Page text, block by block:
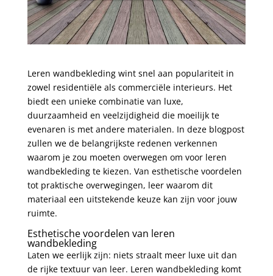
Leren wandbekleding wint snel aan populariteit in
zowel residentiële als commerciële interieurs. Het
biedt een unieke combinatie van luxe,
duurzaamheid en veelzijdigheid die moeilijk te
evenaren is met andere materialen. In deze blogpost
zullen we de belangrijkste redenen verkennen
waarom je zou moeten overwegen om voor leren
wandbekleding te kiezen. Van esthetische voordelen
tot praktische overwegingen, leer waarom dit
materiaal een uitstekende keuze kan zijn voor jouw
ruimte.
Esthetische voordelen van leren
wandbekleding
Laten we eerlijk zijn: niets straalt meer luxe uit dan
de rijke textuur van leer. Leren wandbekleding komt